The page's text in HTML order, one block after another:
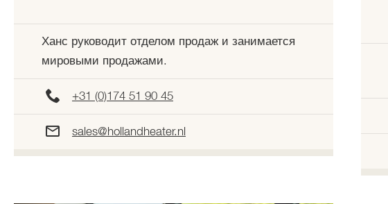
Ханс руководит отделом продаж и занимается
мировыми продажами.
+31 (0)174 51 90 45
sales@hollandheater.nl